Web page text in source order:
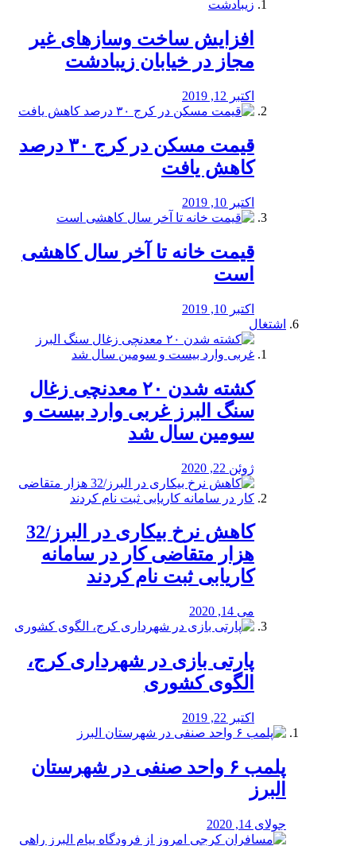
افزایش ساخت وسازهای غیر
مجاز در خیابان زیبادشت
اکتبر 12, 2019
️قیمت مسکن در کرج ۳۰ درصد
کاهش یافت
اکتبر 10, 2019
قیمت خانه تا آخر سال کاهشی
است
اکتبر 10, 2019
اشتغال
کشته شدن ۲۰ معدنچی زغال
سنگ البرز غربی وارد بیست و
سومین سال شد
ژوئن 22, 2020
کاهش نرخ بیکاری در البرز/32
هزار متقاضی کار در سامانه
کاریابی ثبت نام کردند
می 14, 2020
پارتی بازی در شهرداری کرج،
الگوی کشوری
اکتبر 22, 2019
پلمب ۶ واحد صنفی در شهرستان
البرز
جولای 14, 2020